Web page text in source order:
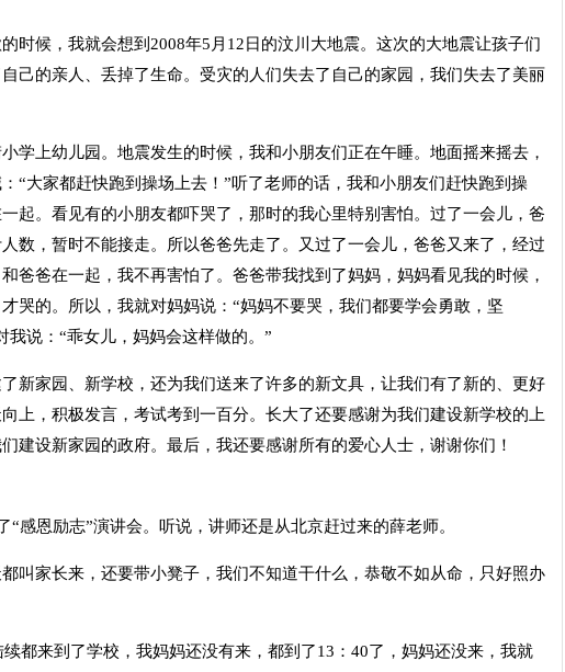
候，我就会想到2008年5月12日的汶川大地震。这次的大地震让孩子们
己的亲人、丢掉了生命。受灾的人们失去了自己的家园，我们失去了美丽
上幼儿园。地震发生的时候，我和小朋友们正在午睡。地面摇来摇去，
“大家都赶快跑到操场上去！”听了老师的话，我和小朋友们赶快跑到操
起。看见有的小朋友都吓哭了，那时的我心里特别害怕。过了一会儿，爸
数，暂时不能接走。所以爸爸先走了。又过了一会儿，爸爸又来了，经过
爸爸在一起，我不再害怕了。爸爸带我找到了妈妈，妈妈看见我的时候，
哭的。所以，我就对妈妈说：“妈妈不要哭，我们都要学会勇敢，坚
说：“乖女儿，妈妈会这样做的。”
家园、新学校，还为我们送来了许多的新文具，让我们有了新的、更好
上，积极发言，考试考到一百分。长大了还要感谢为我们建设新学校的上
建设新家园的政府。最后，我还要感谢所有的爱心人士，谢谢你们！
恩励志”演讲会。听说，讲师还是从北京赶过来的薛老师。
家长来，还要带小凳子，我们不知道干什么，恭敬不如从命，只好照办
来到了学校，我妈妈还没有来，都到了13：40了，妈妈还没来，我就